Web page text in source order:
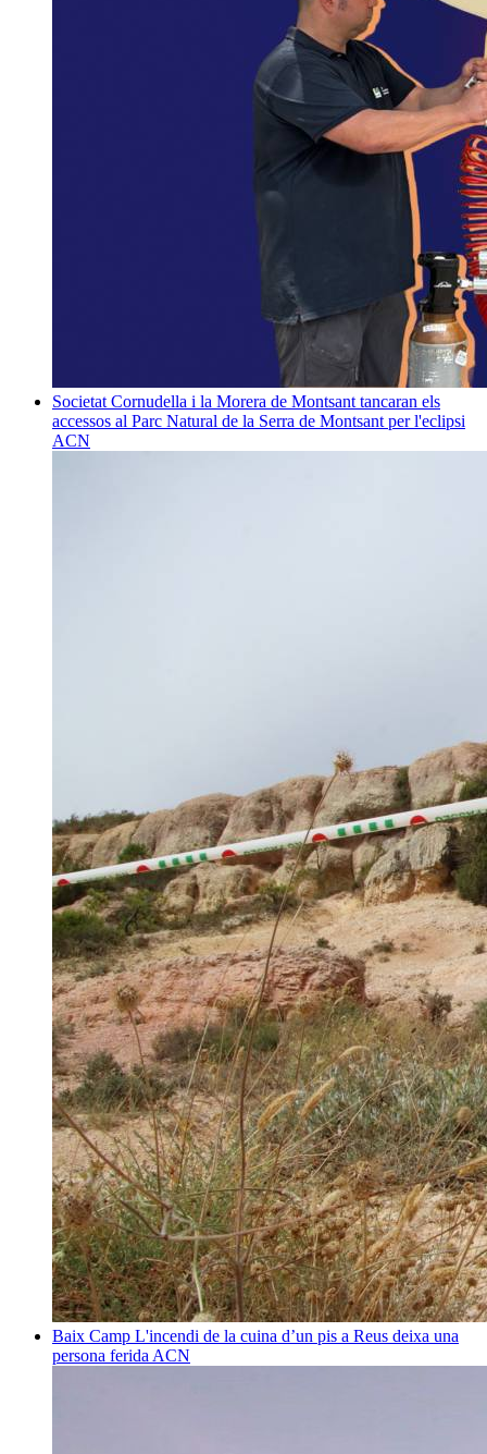
Societat Cornudella i la Morera de Montsant tancaran els
accessos al Parc Natural de la Serra de Montsant per l'eclipsi
ACN
Baix Camp L'incendi de la cuina d’un pis a Reus deixa una
persona ferida ACN